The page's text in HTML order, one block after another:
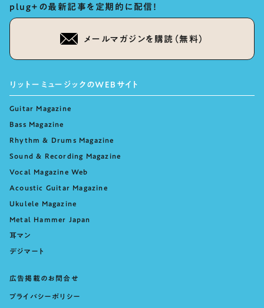
plug+の最新記事を定期的に配信！
メールマガジンを購読（無料）
リットーミュージックのWEBサイト
Guitar Magazine
Bass Magazine
Rhythm & Drums Magazine
Sound & Recording Magazine
Vocal Magazine Web
Acoustic Guitar Magazine
Ukulele Magazine
Metal Hammer Japan
耳マン
デジマート
広告掲載のお問合せ
プライバシーポリシー